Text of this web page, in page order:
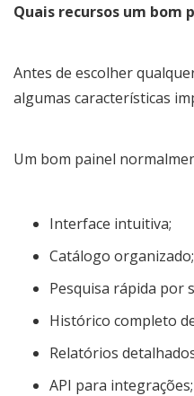
Quais recursos um bom
Antes de escolher
algumas características
Um bom painel
Interface intuitiva;
Catálogo organizado;
Pesquisa rápida por
Histórico completo
Relatórios
API para integrações;